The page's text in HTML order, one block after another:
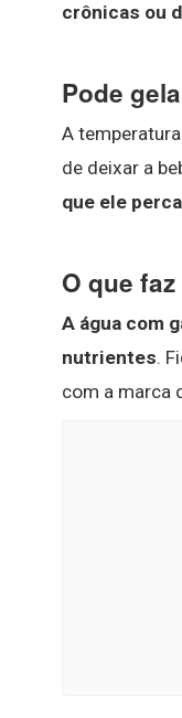
crônicas ou
Pode
A
de deixar a
que ele
O que
A água com
nutrientes.
com a marca